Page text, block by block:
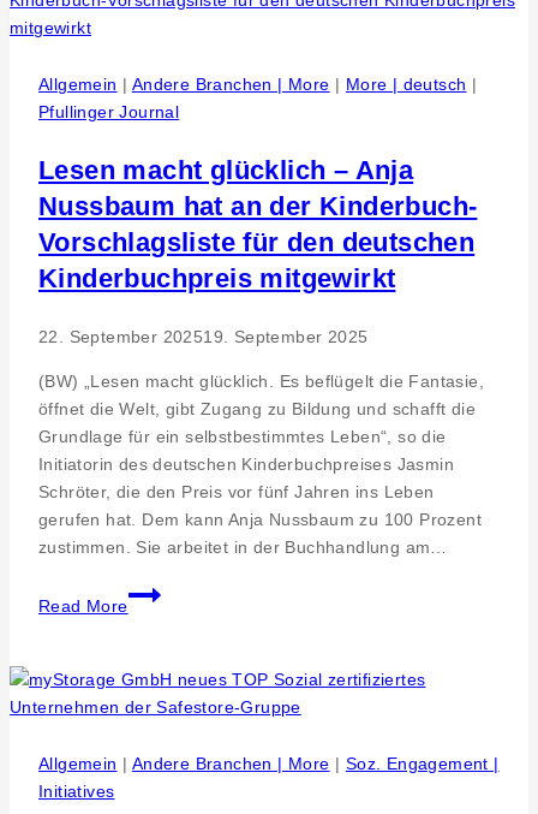
–
Preisträger
ist
die
Stadt
Herrenberg
Allgemein | Andere Branchen | More | More | deutsch |
Pfullinger Journal
Lesen macht glücklich – Anja
Nussbaum hat an der Kinderbuch-
Vorschlagsliste für den deutschen
Kinderbuchpreis mitgewirkt
22. September 202519. September 2025
(BW) „Lesen macht glücklich. Es beflügelt die Fantasie,
öffnet die Welt, gibt Zugang zu Bildung und schafft die
Grundlage für ein selbstbestimmtes Leben“, so die
Initiatorin des deutschen Kinderbuchpreises Jasmin
Schröter, die den Preis vor fünf Jahren ins Leben
gerufen hat. Dem kann Anja Nussbaum zu 100 Prozent
zustimmen. Sie arbeitet in der Buchhandlung am…
Read More
Lesen
macht
–
Anja
hat
Allgemein | Andere Branchen | More | Soz. Engagement |
Initiatives